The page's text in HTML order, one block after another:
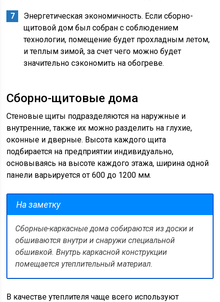
Энергетическая экономичность. Если сборно-
щитовой дом был собран с соблюдением
технологии, помещение будет прохладным летом,
и теплым зимой, за счет чего можно будет
значительно сэкономить на обогреве.
Сборно-щитовые дома
Стеновые щиты подразделяются на наружные и
внутренние, также их можно разделить на глухие,
оконные и дверные. Высота каждого щита
подбирается на предприятии индивидуально,
основываясь на высоте каждого этажа, ширина одной
панели варьируется от 600 до 1200 мм.
На заметку
Сборные-каркасные дома собираются из доски и
обшиваются внутри и снаружи специальной
обшивкой. Внутрь каркасной конструкции
помещается утеплительный материал.
В качестве утеплителя чаще всего используют